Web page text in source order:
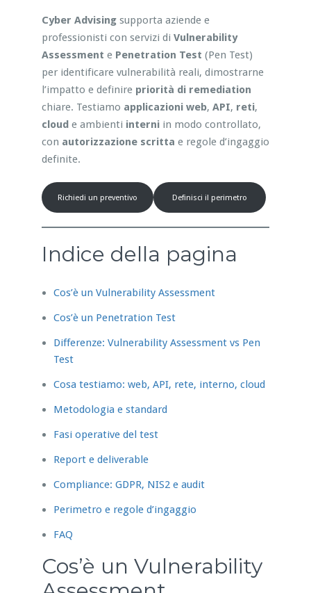
Cyber Advisingsupporta aziende e
professionisti con servizi di Vulnerability
Assessment e Penetration Test (Pen Test)
per identificare vulnerabilità reali, dimostrarne
l’impatto e definire priorità di remediation
chiare. Testiamo applicazioni web, API, reti,
cloude ambienti interniin modo controllato,
con autorizzazione scritta e regole d’ingaggio
definite.
Richiedi un preventivo Definisci il perimetro
Indice della pagina
Cos’è un Vulnerability Assessment
Cos’è un Penetration Test
Differenze: Vulnerability Assessment vs Pen
Test
Cosa testiamo: web, API, rete, interno, cloud
Metodologia e standard
Fasi operative del test
Report e deliverable
Compliance: GDPR, NIS2 e audit
Perimetro e regole d’ingaggio
FAQ
Cos’è un Vulnerability